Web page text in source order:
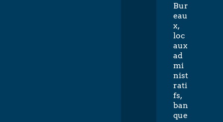
Bur
eau
x,
loc
aux
ad
mi
nist
rati
fs,
ban
que